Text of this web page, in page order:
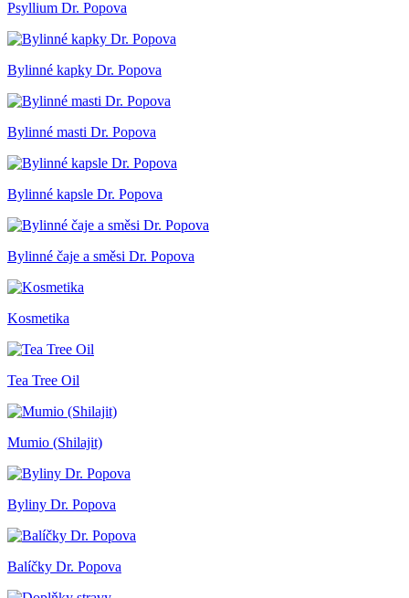
Psyllium Dr. Popova
Bylinné kapky Dr. Popova
Bylinné masti Dr. Popova
Bylinné kapsle Dr. Popova
Bylinné čaje a směsi Dr. Popova
Kosmetika
Tea Tree Oil
Mumio (Shilajit)
Byliny Dr. Popova
Balíčky Dr. Popova